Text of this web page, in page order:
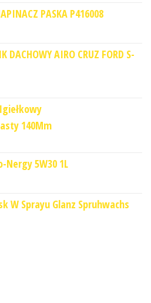
PASKA P416008
DACHOWY AIRO CRUZ FORD S-
140Mm
Nergy 5W30 1L
W Sprayu Glanz Spruhwachs